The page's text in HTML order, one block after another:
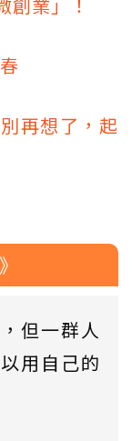
再想了，起
但一群人
用自己的